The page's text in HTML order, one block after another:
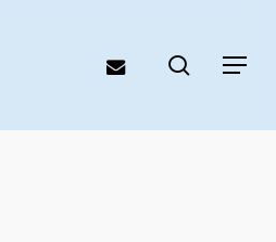
Menu
email search